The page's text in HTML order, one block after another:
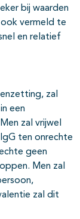
bij waarden
vermeld te
en relatief
zal
een
zal vrijwel
ten onrechte
geen
Men zal
zal dit